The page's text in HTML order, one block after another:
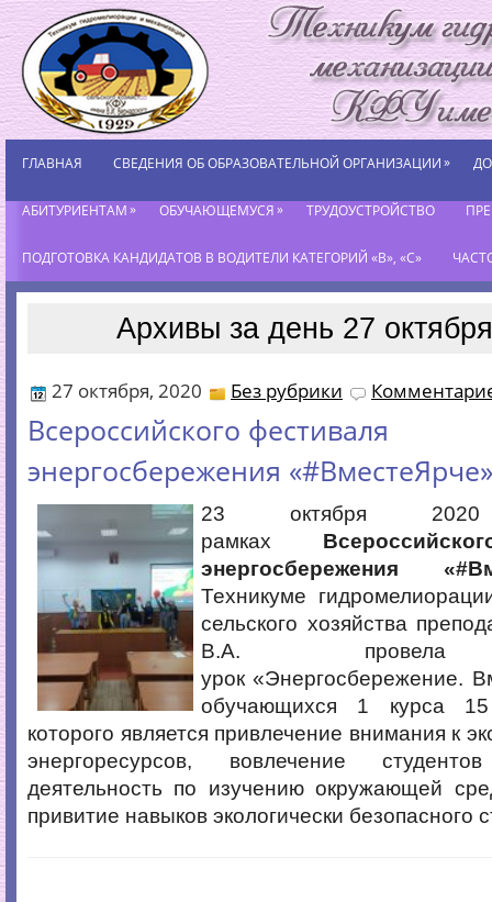
ГЛАВНАЯ СВЕДЕНИЯ ОБ ОБРАЗОВАТЕЛЬНОЙ ОРГАНИЗАЦИИ»
АБИТУРИЕНТАМ» ОБУЧАЮЩЕМУСЯ» ТРУДОУСТРОЙСТВО
ПОДГОТОВКА КАНДИДАТОВ В ВОДИТЕЛИ КАТЕГОРИЙ «В», «С»
Архивы за день 27
27 октября, 2020 Без рубрики
Всероссийского фестиваля
энергосбережения «#ВместеЯрче»
23 октября
рамках
энергосбережения
Техникуме
сельского хозяйства
В.А. провела
урок «Энергосбережение.
обучающихся 1 курса
которого является привлечение внимания к
энергоресурсов, вовлечение
деятельность по изучению окружающей
привитие навыков экологически безопасного